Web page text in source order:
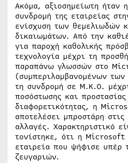
Ακόμα, αξιοσημείωτη ήταν
συνδρομή της εταιρείας
ενίσχυση των θεμελιωδών
δικαιωμάτων. Από την
για παροχή καθολικής
τεχνολογία μέχρι τη
παραπάνω γλωσσών στο
(συμπεριλαμβανομένων
τη συνδρομή σε Μ.Κ.Ο.
ποσόστωσης και προστασίας
διαφορετικότητας, η
αποτελέσει μπροστάρη στις
αλλαγές. Χαρακτηριστικό
τονίστηκε, ότι η Microsoft
εταιρεία που ψήφισε
ζευγαριών.